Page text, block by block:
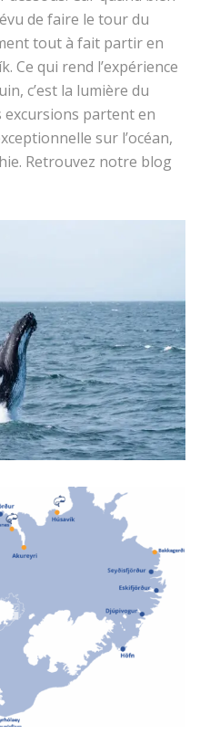
de faire le tour du
tout à fait partir en
Ce qui rend l’expérience
c’est la lumière du
excursions partent en
sur l’océan,
Retrouvez notre blog